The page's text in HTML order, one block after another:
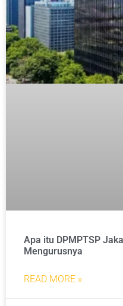
Apa itu DPMPTSP
Mengurusnya
READ MORE »